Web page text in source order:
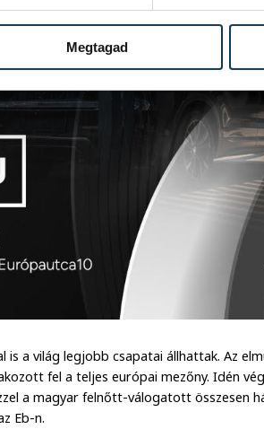
Megtagad
a világ legjobb csapatai állhattak. Az
fel a teljes európai mezőny. Idén
a magyar felnőtt-válogatott összesen
Eb-n.